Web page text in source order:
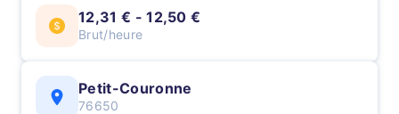
12,31 € - 12,50 €
Brut/heure
Petit-Couronne
76650